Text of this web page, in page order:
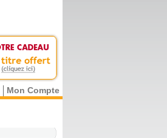
Mon Compte